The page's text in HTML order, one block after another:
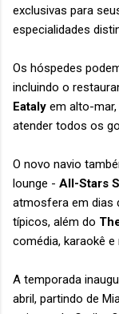
exclusivas para
especialidades
Os hóspedes
incluindo o
Eataly em alto-
atender todos os
O novo navio
lounge - All-Stars
atmosfera em dias
típicos, além do
comédia, karaokê
A temporada
abril, partindo de